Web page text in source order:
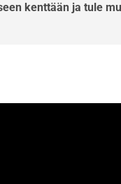
kenttään ja tule